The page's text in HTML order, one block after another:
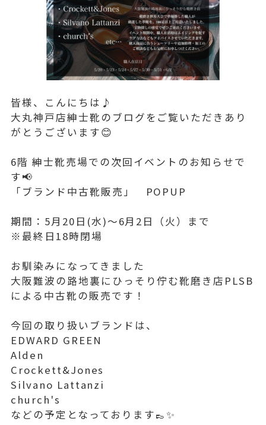
皆様、こんにちは♪
大丸神戸店紳士靴のブログをご覧いただきあり
がとうございます😊
6階 紳士靴売場での次回イベントのお知らせで
す📢
「ブランド中古靴販売」 POPUP
期間：5月20日(水)～6月2日（火）まで
※最終日18時閉場
お馴染みになってきました
大阪難波の路地裏にひっそり佇む靴磨き店PLSB
による中古靴の販売です！
今回の取り扱いブランドは、
EDWARD GREEN
Alden
Crockett&Jones
Silvano Lattanzi
church's
などの予定となっております👞✨